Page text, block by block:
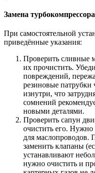
Замена турбокомпрессора
При самостоятельной
приведённые указания:
Проверить сливные
их прочистить.
повреждений,
резиновые патрубки
изнутри, что
сомнений
новыми деталями.
Проверить сапун
очистить его. Нужно
для маслопроводов.
заменить клапаны
устанавливают
нужно очистить и